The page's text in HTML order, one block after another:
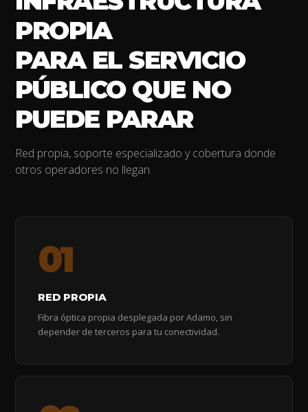
PROPIA
PARA EL SERVICIO
PÚBLICO QUE NO
PUEDE PARAR
Red propia, soporte especializado y cobertura donde
otros operadores no llegan.
01
RED PROPIA
Fibra óptica propia desplegada por Adamo, sin
depender de terceros para tu conectividad.